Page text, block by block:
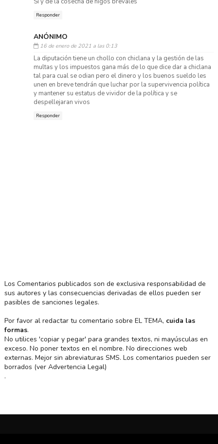
Responder
ANÓNIMO
16 de enero de 2021 a las 0:13
La diputación tiene un chollo con chiclana y la gestión de las
multas y los impuestos gana más de lo que dice dar a chiclana
tal para cual se odian pero el dinero y los buenos sueldo les
unen en breve tendrán que luchar por la supervivencia política
y mantener su estatus de vividor de la política y se
despellejaran vivos
Responder
Los Comentarios publicados son de exclusiva responsabilidad de
sus autores y las consecuencias derivadas de ellos pueden ser
pasibles de sanciones legales.
Por favor al redactar tu comentario sobre EL TEMA, cuida las
formas.
No utilices 'copiar y pegar' para grandes textos, ni mayúsculas en
exceso. No poner textos en el nombre. No direcciones web
externas. Mejor sin abreviaturas SMS. Los comentarios pueden ser
borrados (ver Advertencia Legal)
.